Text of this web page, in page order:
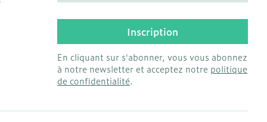
Inscription
En cliquant sur s'abonner, vous vous abonnez
à notre newsletter et acceptez notre politique
de confidentialité.